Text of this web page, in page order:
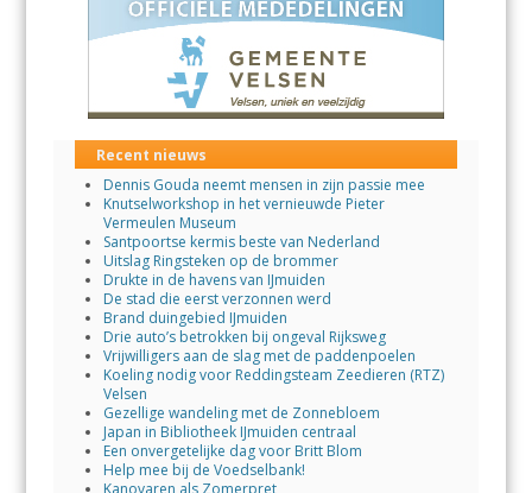
Recent nieuws
Dennis Gouda neemt mensen in zijn passie mee
Knutselworkshop in het vernieuwde Pieter
Vermeulen Museum
Santpoortse kermis beste van Nederland
Uitslag Ringsteken op de brommer
Drukte in de havens van IJmuiden
De stad die eerst verzonnen werd
Brand duingebied IJmuiden
Drie auto’s betrokken bij ongeval Rijksweg
Vrijwilligers aan de slag met de paddenpoelen
Koeling nodig voor Reddingsteam Zeedieren (RTZ)
Velsen
Gezellige wandeling met de Zonnebloem
Japan in Bibliotheek IJmuiden centraal
Een onvergetelijke dag voor Britt Blom
Help mee bij de Voedselbank!